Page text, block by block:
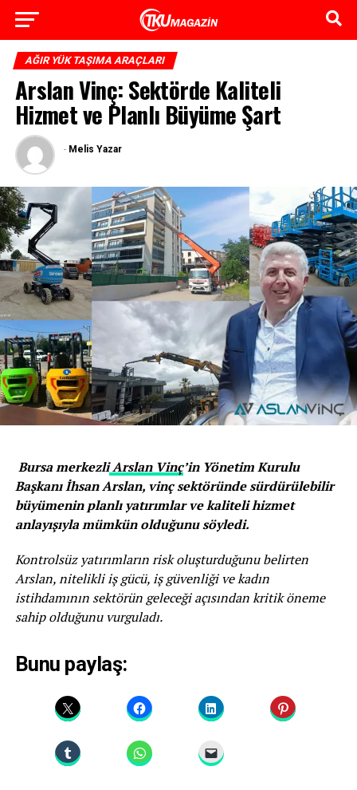
AĞIR YÜK TAŞIMA ARAÇLARI
Arslan Vinç: Sektörde Kaliteli
Hizmet ve Planlı Büyüme Şart
- Melis Yazar
Bursa merkezliArslan Vinç’in Yönetim Kurulu
Başkanı İhsan Arslan, vinç sektöründe sürdürülebilir
büyümenin planlı yatırımlar ve kaliteli hizmet
anlayışıyla mümkün olduğunu söyledi.
Kontrolsüz yatırımların risk oluşturduğunu belirten
Arslan, nitelikli iş gücü, iş güvenliği ve kadın
istihdamının sektörün geleceği açısından kritik öneme
sahip olduğunu vurguladı.
Bunu paylaş: